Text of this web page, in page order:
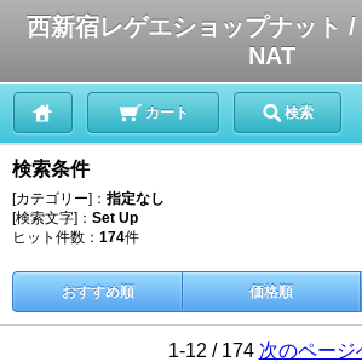
西新宿レゲエショップナット
NAT
カート 検索
検索条件
[カテゴリー]： 指定なし
[検索文字]： Set Up
ヒット件数： 174件
おすすめ順 価格順
1-12 / 174 次のページ